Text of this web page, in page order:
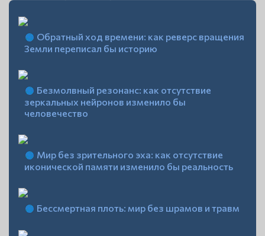
Обратный ход времени: как реверс вращения
Земли переписал бы историю
Безмолвный резонанс: как отсутствие
зеркальных нейронов изменило бы
человечество
Мир без зрительного эха: как отсутствие
иконической памяти изменило бы реальность
Бессмертная плоть: мир без шрамов и травм